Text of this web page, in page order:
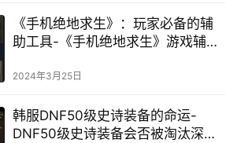
《手机绝地求生》：玩家必备的辅
助工具-《手机绝地求生》游戏辅
2024年3月25日
韩服DNF50级史诗装备的命运-
DNF50级史诗装备会否被淘汰深度